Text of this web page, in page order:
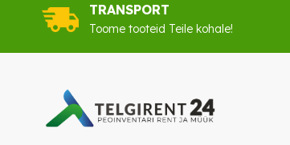
TRANSPORT
Toome tooteid Teile kohale!